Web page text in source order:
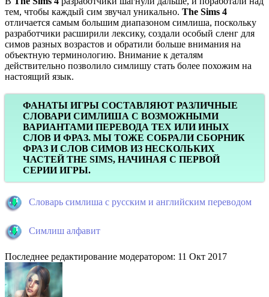
тем, чтобы каждый сим звучал уникально. The Sims 4
отличается самым большим диапазоном симлиша, поскольку
разработчики расширили лексику, создали особый сленг для
симов разных возрастов и обратили больше внимания на
объектную терминологию. Внимание к деталям
действительно позволило симлишу стать более похожим на
настоящий язык.
ФАНАТЫ ИГРЫ СОСТАВЛЯЮТ РАЗЛИЧНЫЕ
СЛОВАРИ СИМЛИША С ВОЗМОЖНЫМИ
ВАРИАНТАМИ ПЕРЕВОДА ТЕХ ИЛИ ИНЫХ
СЛОВ И ФРАЗ. МЫ ТОЖЕ СОБРАЛИ СБОРНИК
ФРАЗ И СЛОВ СИМОВ ИЗ НЕСКОЛЬКИХ
ЧАСТЕЙ THE SIMS, НАЧИНАЯ С ПЕРВОЙ
СЕРИИ ИГРЫ.
Словарь симлиша с русским и английским переводом
Симлиш алфавит
Последнее редактирование модератором: 11 Окт 2017